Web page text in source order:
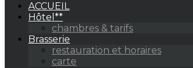
ACCUEIL
Hôtel**
chambres & tarifs
Brasserie
restauration et horaires
carte